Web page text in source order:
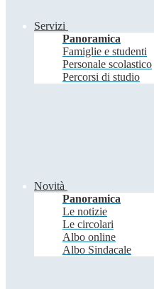
Servizi
Panoramica
Famiglie e studenti
Personale scolastico
Percorsi di studio
Novità
Panoramica
Le notizie
Le circolari
Albo online
Albo Sindacale